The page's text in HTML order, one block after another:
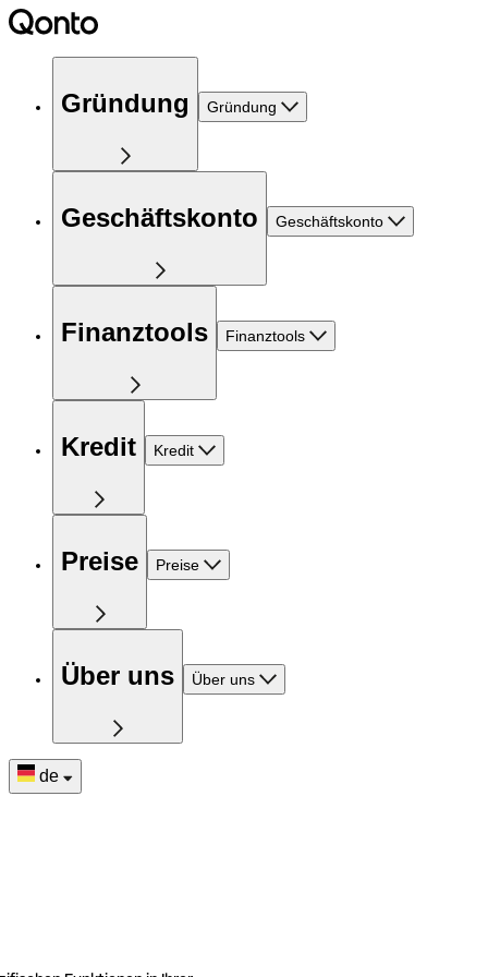
Gründung Gründung
Geschäftskonto Geschäftskonto
Finanztools Finanztools
Kredit Kredit
Preise Preise
Über uns Über uns
de